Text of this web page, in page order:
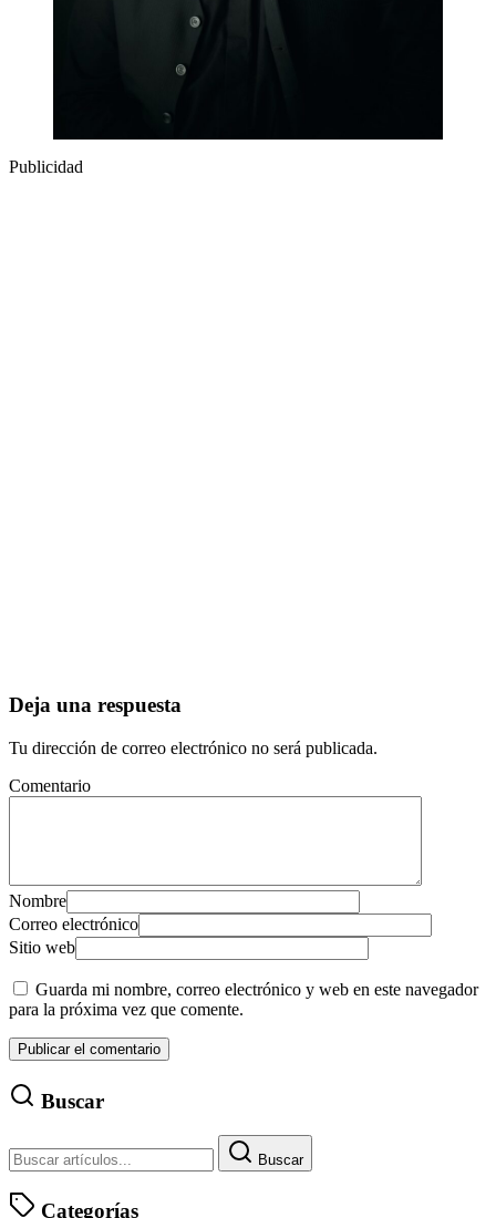
Publicidad
Deja una respuesta
Tu dirección de correo electrónico no será publicada.
Comentario
Nombre
Correo electrónico
Sitio web
Guarda mi nombre, correo electrónico y web en este navegador
para la próxima vez que comente.
Buscar
Buscar
Categorías